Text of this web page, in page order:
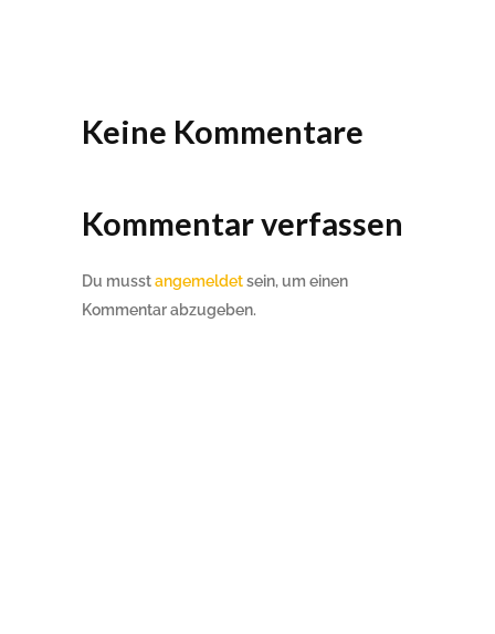
Keine Kommentare
Kommentar verfassen
Du musstangemeldetsein, um einen
Kommentar abzugeben.